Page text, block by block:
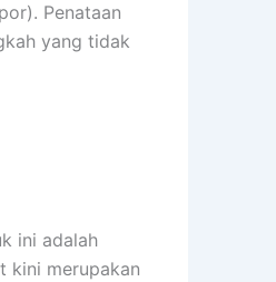
Penataan
yang tidak
ini adalah
kini merupakan